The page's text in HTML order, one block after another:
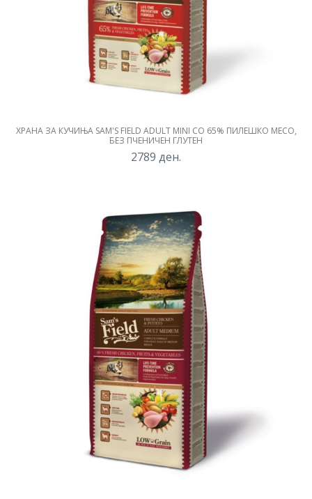
ХРАНА ЗА КУЧИЊА SAM'S FIELD ADULT MINI СО 65% ПИЛЕШКО МЕСО,
БЕЗ ПЧЕНИЧЕН ГЛУТЕН
2789 ден.